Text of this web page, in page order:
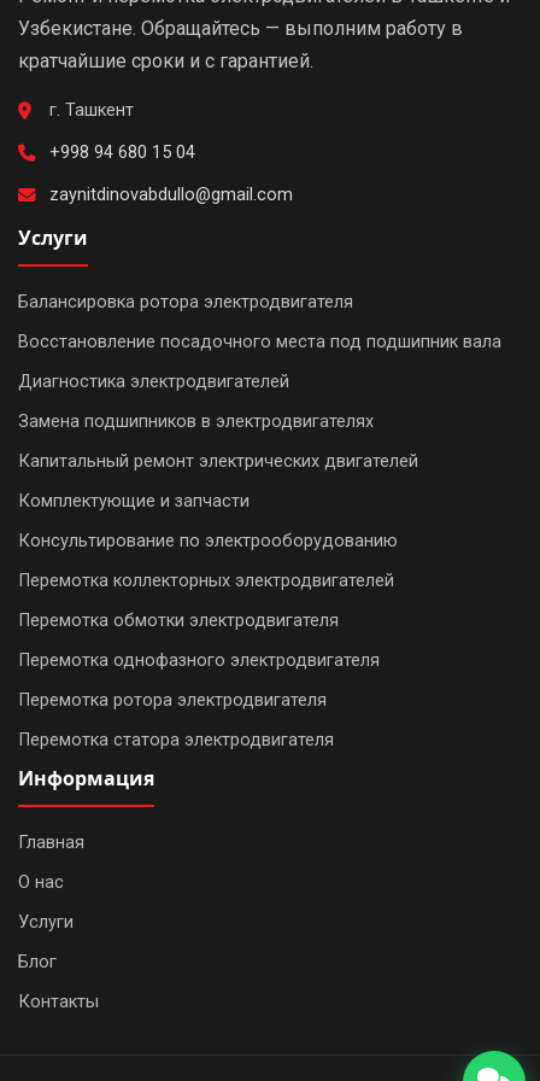
Узбекистане. Обращайтесь — выполним работу в
кратчайшие сроки и с гарантией.
г. Ташкент
+998 94 680 15 04
zaynitdinovabdullo@gmail.com
Услуги
Балансировка ротора электродвигателя
Восстановление посадочного места под подшипник вала
Диагностика электродвигателей
Замена подшипников в электродвигателях
Капитальный ремонт электрических двигателей
Комплектующие и запчасти
Консультирование по электрооборудованию
Перемотка коллекторных электродвигателей
Перемотка обмотки электродвигателя
Перемотка однофазного электродвигателя
Перемотка ротора электродвигателя
Перемотка статора электродвигателя
Информация
Главная
О нас
Услуги
Блог
Контакты